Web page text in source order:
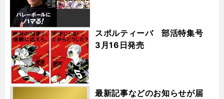
スポルティーバ 部活特集号
3月16日発売
最新記事などのお知らせが届